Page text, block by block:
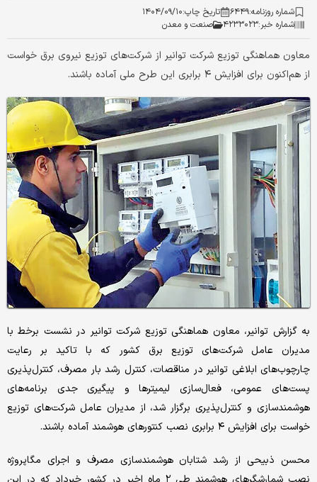
شماره روزنامه:۶۴۴۹ تاریخ چاپ:۱۴۰۴/۰۹/۱۰
شماره خبر:۴۲۳۳۰۲۳ صنعت و معدن
معاون هماهنگی توزیع شرکت توانیر از شرکت‌های توزیع نیروی برق خواست
از هم‌اکنون برای افزایش ۴ برابری این طرح ملی آماده باشند.
به گزارش توانیر، معاون هماهنگی توزیع شرکت توانیر در نشست برخط با
مدیران عامل شرکت‌های توزیع برق کشور که با تاکید بر رعایت
چارچوب‌های ابلاغی توانیر در مناقصات، کنترل رشد بار مصرف، کنترل‌پذیری
پست‌های عمومی، فعال‌سازی لیمیتر‌ها و پیگیری جدی برنامه‌های
هوشمندسازی و کنترل‌پذیری برگزار شد، از مدیران عامل شرکت‌های توزیع
خواست برای افزایش ۴ برابری نصب کنتور‌های هوشمند آماده باشند.
محسن ذبیحی از رشد شتابان هوشمندسازی مصرف و اجرای مگاپروژه